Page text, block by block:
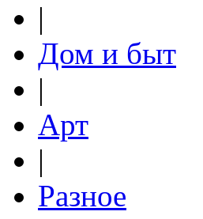
|
Дом и быт
|
Арт
|
Разное